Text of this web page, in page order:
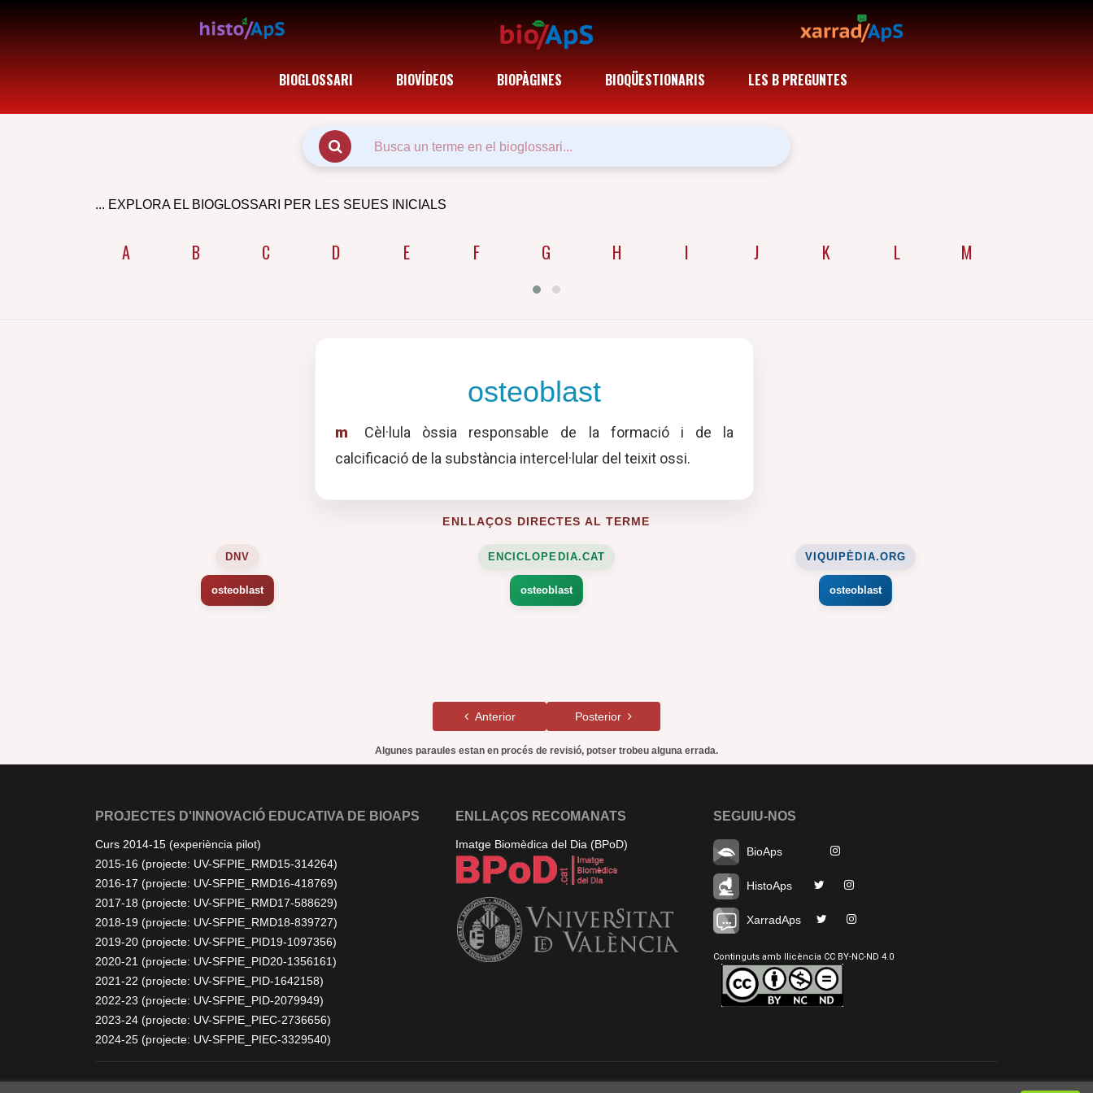
BIOGLOSSARI BIOVÍDEOS BIOPÀGINES BIOQÜESTIONARIS LES B PREGUNTES
... EXPLORA EL BIOGLOSSARI PER LES SEUES INICIALS
A B C D E F G H I J K L M
osteoblast
m
Cèl·lula òssia responsable de la formació i de la
calcificació de la substància intercel·lular del teixit ossi.
ENLLAÇOS DIRECTES AL TERME
DNV
osteoblast
ENCICLOPEDIA.CAT
osteoblast
VIQUIPÈDIA.ORG
osteoblast
Anterior Posterior
Algunes paraules estan en procés de revisió, potser trobeu alguna errada.
PROJECTES D'INNOVACIÓ EDUCATIVA DE BIOAPS
Curs 2014-15 (experiència pilot)
2015-16 (projecte: UV-SFPIE_RMD15-314264)
2016-17 (projecte: UV-SFPIE_RMD16-418769)
2017-18 (projecte: UV-SFPIE_RMD17-588629)
2018-19 (projecte: UV-SFPIE_RMD18-839727)
2019-20 (projecte: UV-SFPIE_PID19-1097356)
2020-21 (projecte: UV-SFPIE_PID20-1356161)
2021-22 (projecte: UV-SFPIE_PID-1642158)
2022-23 (projecte: UV-SFPIE_PID-2079949)
2023-24 (projecte: UV-SFPIE_PIEC-2736656)
2024-25 (projecte: UV-SFPIE_PIEC-3329540)
ENLLAÇOS RECOMANATS
Imatge Biomèdica del Dia (BPoD)
SEGUIU-NOS
BioAps
HistoAps
XarradAps
Continguts amb llicència CC BY-NC-ND 4.0